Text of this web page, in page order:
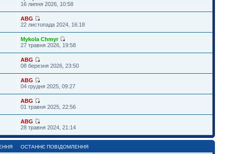
16 липня 2026, 10:58
ABG
22 листопада 2024, 16:18
Mykola Chmyr
27 травня 2026, 19:58
ABG
08 березня 2026, 23:50
ABG
04 грудня 2025, 09:27
ABG
01 травня 2025, 22:56
ABG
28 травня 2024, 21:14
ОСТАННЄ ПОВІДОМЛЕННЯ